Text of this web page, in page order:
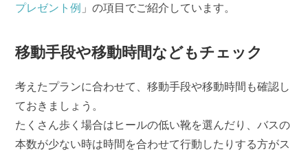
プレゼント例 」の項目でご紹介しています。
移動手段や移動時間などもチェック
考えたプランに合わせて、移動手段や移動時間も確認し
ておきましょう。
たくさん歩く場合はヒールの低い靴を選んだり、バスの
本数が少ない時は時間を合わせて行動したりする方がス